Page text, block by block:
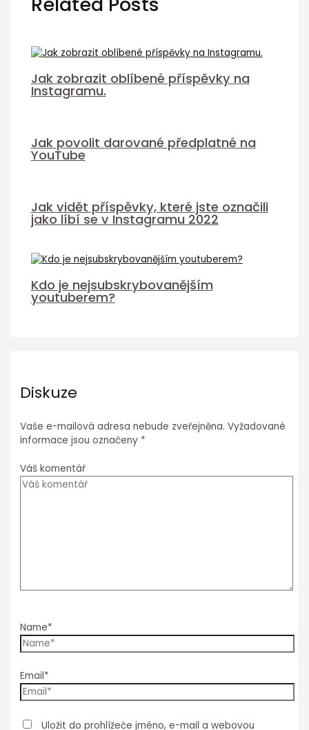
Jak zobrazit oblíbené příspěvky na
Instagramu.
Jak povolit darované předplatné na
YouTube
Jak vidět příspěvky, které jste označili
jako líbí se v Instagramu 2022
Kdo je nejsubskrybovanějším
youtuberem?
Diskuze
Vaše e-mailová adresa nebude zveřejněna. Vyžadované
informace jsou označeny *
Váš komentář
Name*
Email*
Uložit do prohlížeče jméno, e-mail a webovou